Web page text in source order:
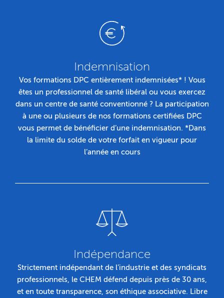
Indemnisation
Vos formations DPC entièrement indemnisées* ! Vous
êtes un professionnel de santé libéral ou vous exercez
dans un centre de santé conventionné ? La participation
à une ou plusieurs de nos formations certifiées DPC
vous permet de bénéficier d’une indemnisation. *Dans
la limite du solde de votre forfait en vigueur pour
l’année en cours
Indépendance
Strictement indépendant de l’industrie et des syndicats
professionnels, le CHEM défend depuis près de 30 ans,
et en toute transparence, son éthique associative. Libre